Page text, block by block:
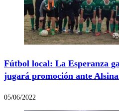
Fútbol local: La Esperanza
jugará promoción ante
05/06/2022